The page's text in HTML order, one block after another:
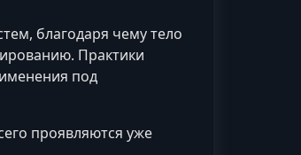
благодаря чему тело
Практики
под
проявляются уже